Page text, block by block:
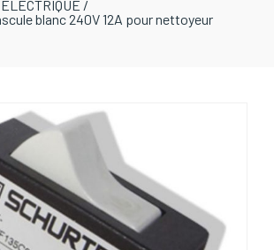
/
blanc 240V 12A pour nettoyeur